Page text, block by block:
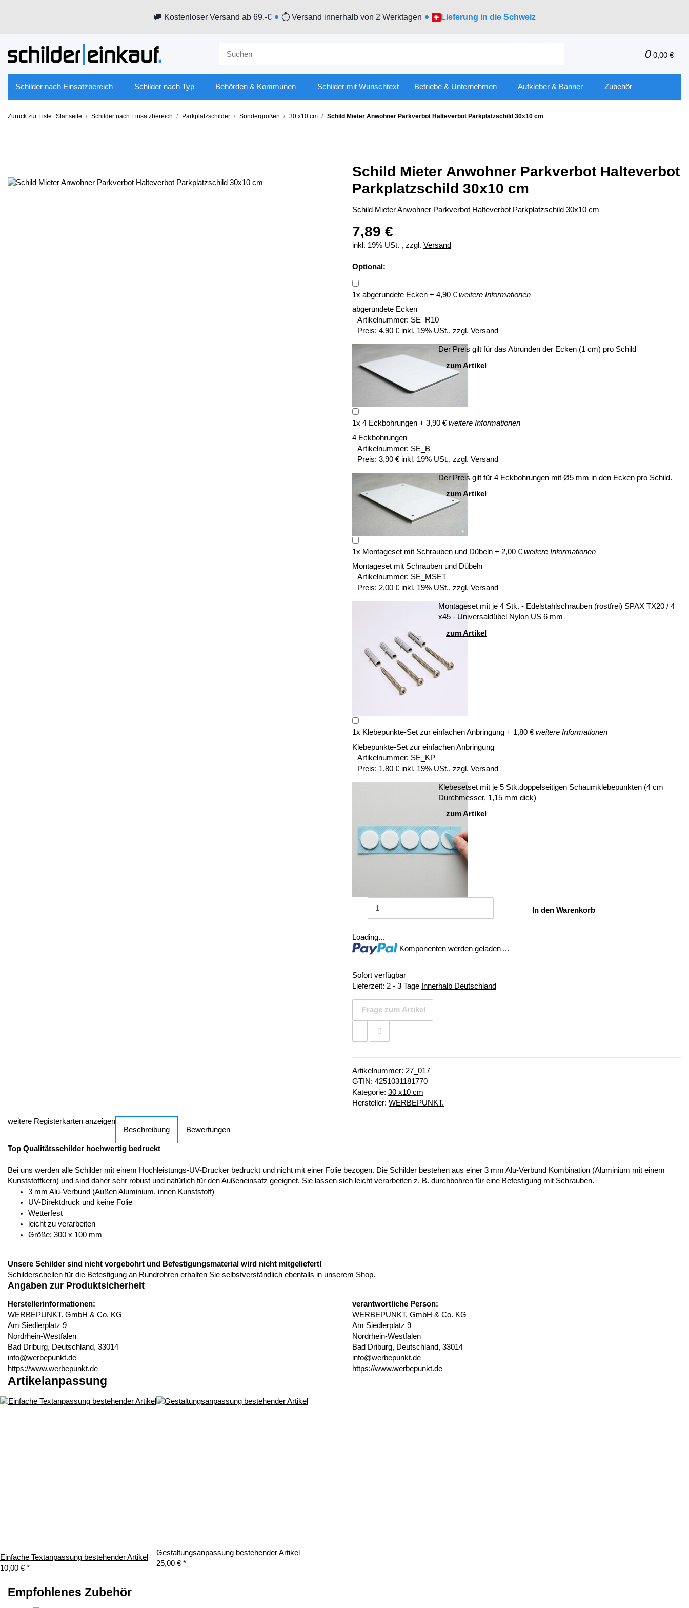
🚚 Kostenloser Versand ab 69,-€ ⏱ Versand innerhalb von 2 Werktagen Lieferung in die Schweiz
0 0,00 €
Schilder nach Einsatzbereich Schilder nach Typ Behörden & Kommunen Schilder mit Wunschtext Betriebe & Unternehmen Aufkleber & Banner Zubehör
Zurück zur Liste Startseite Schilder nach Einsatzbereich Parkplatzschilder Sondergrößen 30 x10 cm Schild Mieter Anwohner Parkverbot Halteverbot Parkplatzschild 30x10 cm
Schild Mieter Anwohner Parkverbot Halteverbot
Parkplatzschild 30x10 cm
Schild Mieter Anwohner Parkverbot Halteverbot Parkplatzschild 30x10 cm
7,89 €
inkl. 19% USt. , zzgl. Versand
Optional:
1x abgerundete Ecken + 4,90 € weitere Informationen
abgerundete Ecken
Artikelnummer: SE_R10
Preis: 4,90 € inkl. 19% USt., zzgl. Versand
Der Preis gilt für das Abrunden der Ecken (1 cm) pro Schild
zum Artikel
1x 4 Eckbohrungen + 3,90 € weitere Informationen
4 Eckbohrungen
Artikelnummer: SE_B
Preis: 3,90 € inkl. 19% USt., zzgl. Versand
Der Preis gilt für 4 Eckbohrungen mit Ø5 mm in den Ecken pro Schild.
zum Artikel
1x Montageset mit Schrauben und Dübeln + 2,00 € weitere Informationen
Montageset mit Schrauben und Dübeln
Artikelnummer: SE_MSET
Preis: 2,00 € inkl. 19% USt., zzgl. Versand
Montageset mit je 4 Stk. - Edelstahlschrauben (rostfrei) SPAX TX20 / 4
x45 - Universaldübel Nylon US 6 mm
zum Artikel
1x Klebepunkte-Set zur einfachen Anbringung + 1,80 € weitere Informationen
Klebepunkte-Set zur einfachen Anbringung
Artikelnummer: SE_KP
Preis: 1,80 € inkl. 19% USt., zzgl. Versand
Klebesetset mit je 5 Stk.doppelseitigen Schaumklebepunkten (4 cm
Durchmesser, 1,15 mm dick)
zum Artikel
In den Warenkorb
Loading...
Komponenten werden geladen ...
Sofort verfügbar
Lieferzeit: 2 - 3 Tage Innerhalb Deutschland
Frage zum Artikel
Artikelnummer: 27_017
GTIN: 4251031181770
Kategorie: 30 x10 cm
Hersteller: WERBEPUNKT.
weitere Registerkarten anzeigen
Beschreibung
Bewertungen
Top Qualitätsschilder hochwertig bedruckt
Bei uns werden alle Schilder mit einem Hochleistungs-UV-Drucker bedruckt und nicht mit einer Folie bezogen. Die Schilder bestehen aus einer 3 mm Alu-Verbund Kombination (Aluminium mit einem
Kunststoffkern) und sind daher sehr robust und natürlich für den Außeneinsatz geeignet. Sie lassen sich leicht verarbeiten z. B. durchbohren für eine Befestigung mit Schrauben.
3 mm Alu-Verbund (Außen Aluminium, innen Kunststoff)
UV-Direktdruck und keine Folie
Wetterfest
leicht zu verarbeiten
Größe: 300 x 100 mm
Unsere Schilder sind nicht vorgebohrt und Befestigungsmaterial wird nicht mitgeliefert!
Schilderschellen für die Befestigung an Rundrohren erhalten Sie selbstverständlich ebenfalls in unserem Shop.
Angaben zur Produktsicherheit
Herstellerinformationen:
WERBEPUNKT. GmbH & Co. KG
Am Siedlerplatz 9
Nordrhein-Westfalen
Bad Driburg, Deutschland, 33014
info@werbepunkt.de
https://www.werbepunkt.de
verantwortliche Person:
WERBEPUNKT. GmbH & Co. KG
Am Siedlerplatz 9
Nordrhein-Westfalen
Bad Driburg, Deutschland, 33014
info@werbepunkt.de
https://www.werbepunkt.de
Artikelanpassung
Einfache Textanpassung bestehender Artikel
10,00 € *
Gestaltungsanpassung bestehender Artikel
25,00 € *
Empfohlenes Zubehör